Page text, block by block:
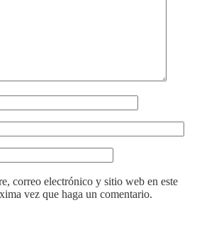
correo electrónico y sitio web en este
vez que haga un comentario.